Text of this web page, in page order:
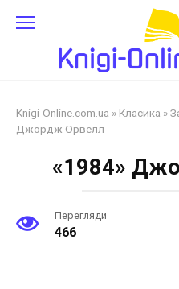
Knigi-Online.com.ua » Класика »
Джордж Орвелл
«1984»
Перегляди
466